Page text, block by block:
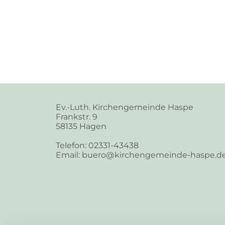
Ev.-Luth. Kirchengemeinde Haspe
Frankstr. 9
58135 Hagen
Telefon: 02331-43438
Email: buero@kirchengemeinde-